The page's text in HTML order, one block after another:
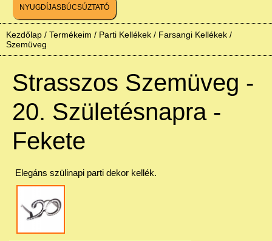
NYUGDÍJASBÚCSÚZTATÓ
Kezdőlap / Termékeim / Parti Kellékek / Farsangi Kellékek /
Szemüveg
Strasszos Szemüveg -
20. Születésnapra -
Fekete
Elegáns szülinapi parti dekor kellék.